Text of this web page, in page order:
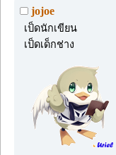
jojoe
เป็ดนักเขียน
เป็ดเด็กช่าง